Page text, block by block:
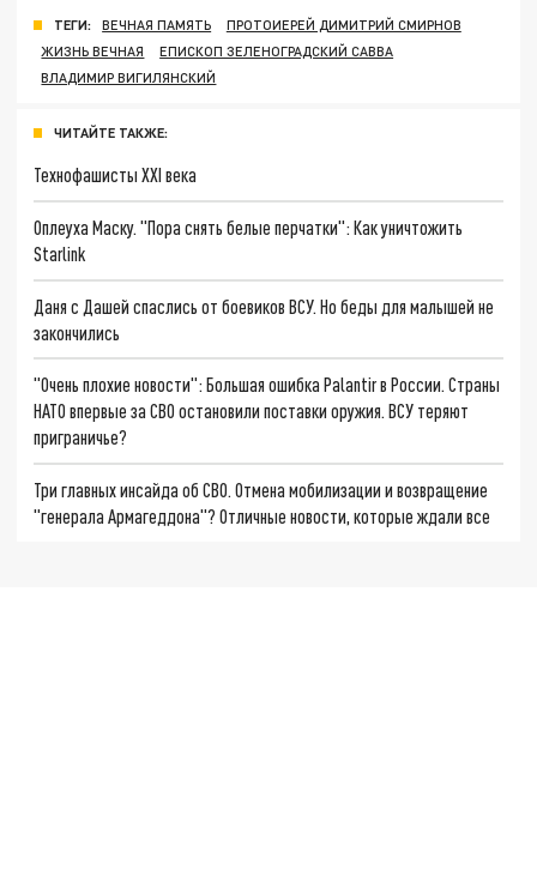
ТЕГИ: ВЕЧНАЯ ПАМЯТЬ
ПРОТОИЕРЕЙ ДИМИТРИЙ СМИРНОВ
ЖИЗНЬ ВЕЧНАЯ
ЕПИСКОП ЗЕЛЕНОГРАДСКИЙ САВВА
ВЛАДИМИР ВИГИЛЯНСКИЙ
ЧИТАЙТЕ ТАКЖЕ:
Технофашисты XXI века
Оплеуха Маску. "Пора снять белые перчатки": Как уничтожить
Starlink
Даня с Дашей спаслись от боевиков ВСУ. Но беды для малышей не
закончились
"Очень плохие новости": Большая ошибка Palantir в России. Страны
НАТО впервые за СВО остановили поставки оружия. ВСУ теряют
приграничье?
Три главных инсайда об СВО. Отмена мобилизации и возвращение
"генерала Армагеддона"? Отличные новости, которые ждали все